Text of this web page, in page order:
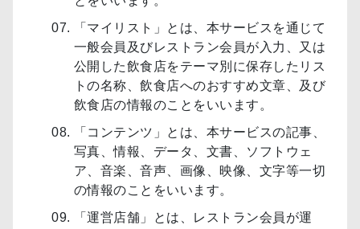
「マイリスト」とは、本サービスを通じて
一般会員及びレストラン会員が入力、又は
公開した飲食店をテーマ別に保存したリス
トの名称、飲食店へのおすすめ文章、及び
飲食店の情報のことをいいます。
「コンテンツ」とは、本サービスの記事、
写真、情報、データ、文書、ソフトウェ
ア、音楽、音声、画像、映像、文字等一切
の情報のことをいいます。
「運営店舗」とは、レストラン会員が運